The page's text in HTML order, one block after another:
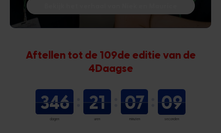
Aftellen tot de 109de editie van de
4Daagse
346
dagen
21
uren
07
minuten
09
seconden